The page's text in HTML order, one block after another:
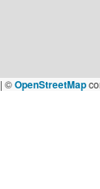
| ©OpenStreetMap